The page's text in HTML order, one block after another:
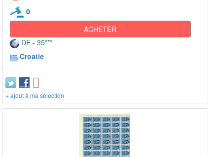
0
ACHETER
DE - 35***
Croatie
+ ajout à ma sélection